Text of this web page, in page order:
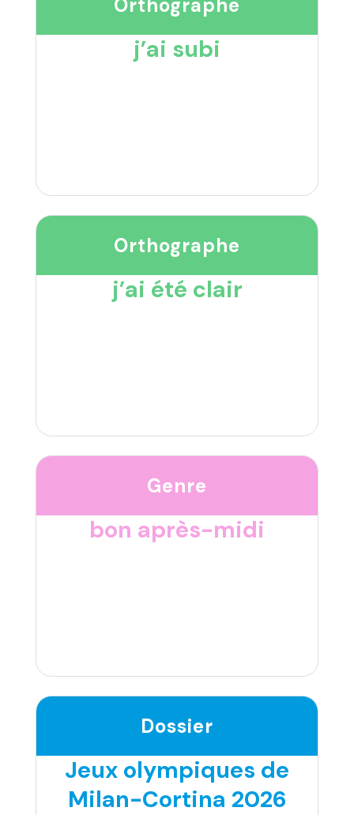
Orthographe
j’ai subi
Orthographe
j’ai été clair
Genre
bon après-midi
Dossier
Jeux olympiques de
Milan-Cortina 2026